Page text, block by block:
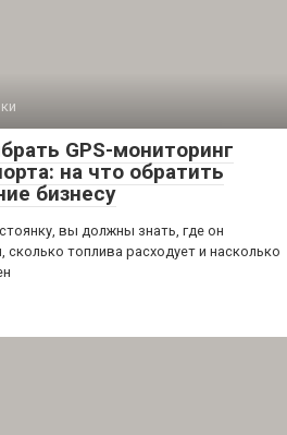
GPS-мониторинг
на что обратить
бизнесу
вы должны знать, где он
сколько топлива расходует и насколько